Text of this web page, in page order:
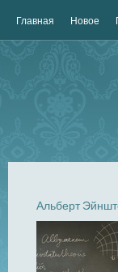
Главная Новое
Альберт